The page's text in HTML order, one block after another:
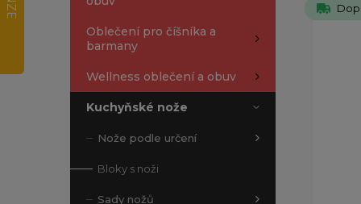
Oblečení pro číšníka a
barmany
Wellness oblečení a obuv
Kuchyňské nože
Nože podle určení
Bloky s noži
Sady nožů